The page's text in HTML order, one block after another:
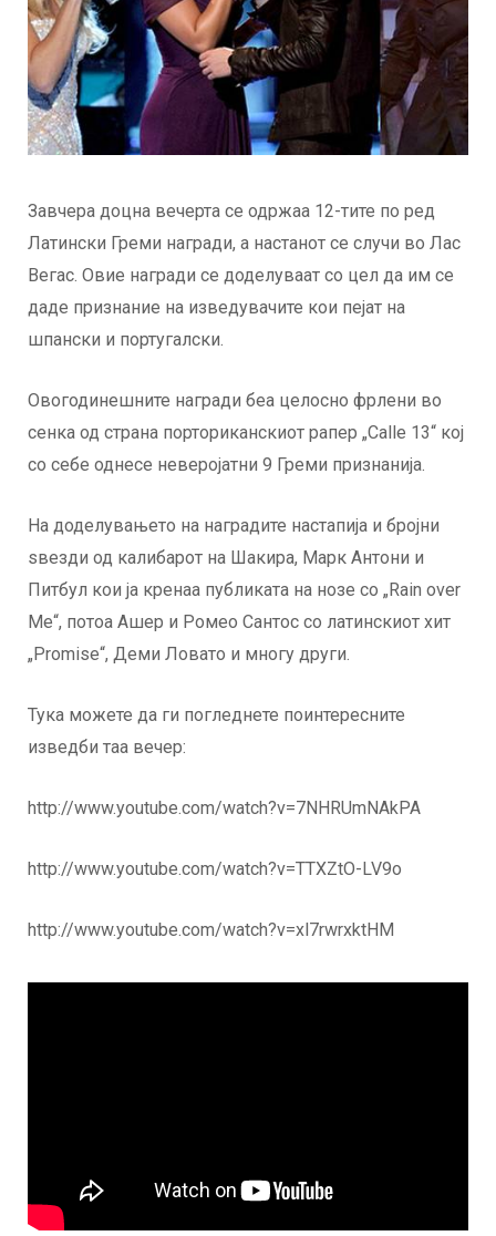
Завчера доцна вечерта се одржаа 12-тите по ред
Латински Греми награди, а настанот се случи во Лас
Вегас. Овие награди се доделуваат со цел да им се
даде признание на изведувачите кои пејат на
шпански и португалски.
Овогодинешните награди беа целосно фрлени во
сенка од страна порториканскиот рапер „Calle 13“ кој
со себе однесе неверојатни 9 Греми признанија.
На доделувањето на наградите настапија и бројни
ѕвезди од калибарот на Шакира, Марк Антони и
Питбул кои ја кренаа публиката на нозе со „Rain over
Me“, потоа Ашер и Ромео Сантос со латинскиот хит
„Promise“, Деми Ловато и многу други.
Тука можете да ги погледнете поинтересните
изведби таа вечер:
http://www.youtube.com/watch?v=7NHRUmNAkPA
http://www.youtube.com/watch?v=TTXZtO-LV9o
http://www.youtube.com/watch?v=xl7rwrxktHM